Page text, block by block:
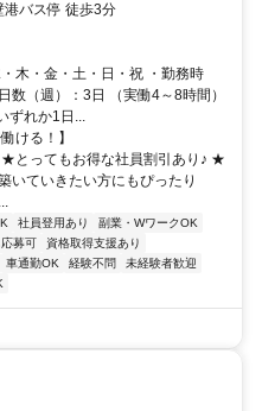
港バス停 徒歩3分
木・金・土・日・祝 ・勤務時
数（週）：3日 （実働4～8時間）
ずれか1日...
ける！】
もお得な社員割引あり♪ ★
いていきたい方にもぴったり
社員登用あり
副業・WワークOK
募可
資格取得支援あり
車通勤OK 経験不問
未経験者歓迎